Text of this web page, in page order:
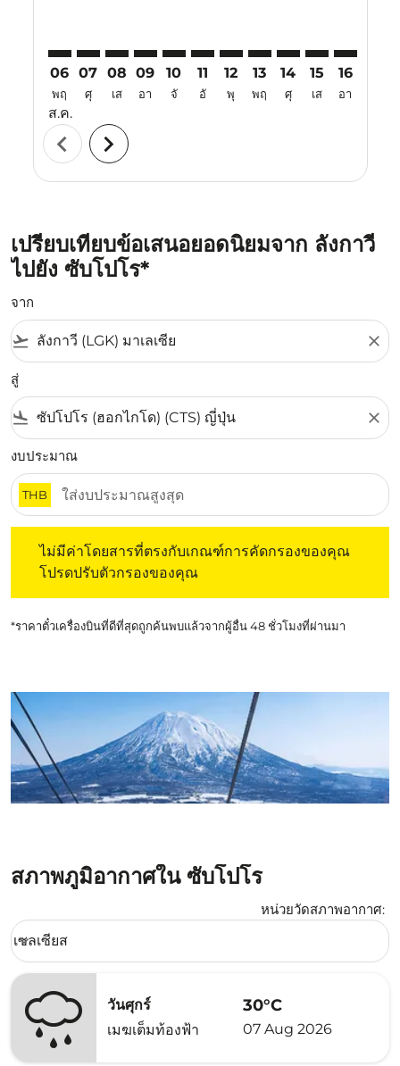
06
พฤ
ส.ค.
07
ศุ
08
เส
09
อา
10
จั
11
อั
12
พุ
13
พฤ
14
ศุ
15
เส
16
อา
chevron_left chevron_right
เปรียบเทียบข้อเสนอยอดนิยมจาก ลังกาวี
ไปยัง ซับโปโร*
จาก
flight_takeoff close
สู่
flight_land close
งบประมาณ
THB
ไม่มีค่าโดยสารที่ตรงกับเกณฑ์การคัดกรองของคุณ
โปรดปรับตัวกรองของคุณ
*ราคาตั๋วเครื่องบินที่ดีที่สุดถูกค้นพบแล้วจากผู้อื่น 48 ชั่วโมงที่ผ่านมา
สภาพภูมิอากาศใน ซับโปโร
หน่วยวัดสภาพอากาศ:
Weather unit option เซลเซียส Selected
เซลเซียส
keyboard_arrow_down
วันศุกร์
เมฆเต็มท้องฟ้า
30°C
07 Aug 2026